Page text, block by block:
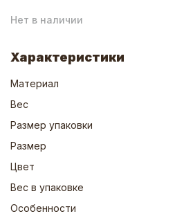
Нет в наличии
Характеристики
Материал
Вес
Размер упаковки
Размер
Цвет
Вес в упаковке
Особенности